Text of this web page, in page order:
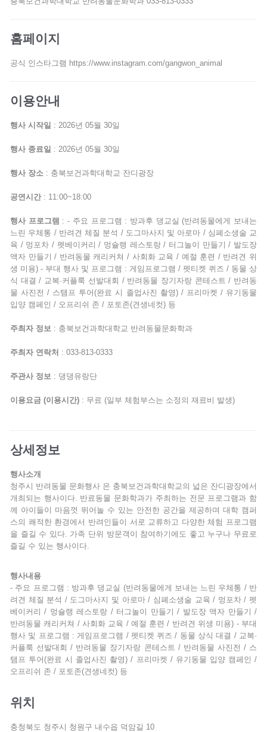
홈페이지
공식 인스타그램 https://www.instagram.com/gangwon_animal
이용안내
행사 시작일 : 2026년 05월 30일
행사 종료일 : 2026년 05월 30일
행사 장소 : 충북보건과학대학교 잔디광장
공연시간 : 11:00~18:00
행사 프로그램 : - 주요 프로그램 : 방과후 댕교실 (반려동물에게 보내는
느린 우체통 / 반려견 체질 분석 / 도그마사지 및 아로마 / 심폐소생술 교
육 / 멍포차 / 펫베이커리 / 멍슐랭 레스토랑 / 터그놀이 만들기 / 발도장
액자 만들기 / 반려동물 캐리커쳐 / 사회화 교육 / 예절 훈련 / 반려견 위
생 미용) - 부대 행사 및 프로그램 : 게임프로그램 / 펫티켓 퀴즈 / 동물 상
식 대결 / 교복·커플룩 선발대회 / 반려동물 장기자랑 콘테스트 / 반려동
물 사진전 / 스탬프 투어(완료 시 졸업사진 촬영) / 프리마켓 / 유기동물
입양 캠페인 / 오프리쉬 존 / 포토존(견생네컷) 등
주최자 정보 : 충북보건과학대학교 반려동물문화학과
주최자 연락처 : 033-813-0333
주관사 정보 : 댕댕유랑단
이용요금 (이용시간) : 무료 (일부 체험부스는 소정의 재료비 발생)
상세정보
행사소개
청주시 반려동물 문화행사 은 충북보건과학대학교의 넓은 잔디광장에서
개최되는 행사이다. 반료동물 문화학과가 주최하는 전문 프로그램과 함
께 아이들이 마음껏 뛰어놀 수 있는 안전한 공간을 제공하며 대학 캠퍼
스의 쾌적한 환경에서 반려인들이 서로 교류하고 다양한 체험 프로그램
을 즐길 수 있다. 가족 단위 방문객이 참여하기에도 좋고 누구나 무료로
즐길 수 있는 행사이다.
행사내용
- 주요 프로그램 : 방과후 댕교실 (반려동물에게 보내는 느린 우체통 / 반
려견 체질 분석 / 도그마사지 및 아로마 / 심폐소생술 교육 / 멍포차 / 펫
베이커리 / 멍슐랭 레스토랑 / 터그놀이 만들기 / 발도장 액자 만들기 /
반려동물 캐리커쳐 / 사회화 교육 / 예절 훈련 / 반려견 위생 미용) - 부대
행사 및 프로그램 : 게임프로그램 / 펫티켓 퀴즈 / 동물 상식 대결 / 교복·
커플룩 선발대회 / 반려동물 장기자랑 콘테스트 / 반려동물 사진전 / 스
탬프 투어(완료 시 졸업사진 촬영) / 프리마켓 / 유기동물 입양 캠페인 /
오프리쉬 존 / 포토존(견생네컷) 등
위치
충청북도 청주시 청원구 내수읍 덕암길 10